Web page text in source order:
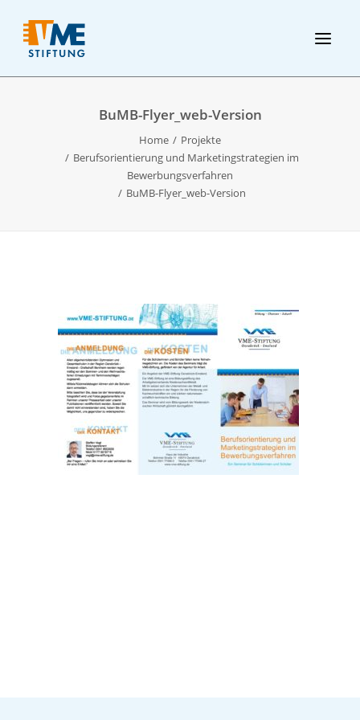
BuMB-Flyer_web-Version
Home
Projekte
Berufsorientierung und Marketingstrategien im
Bewerbungsverfahren
BuMB-Flyer_web-Version